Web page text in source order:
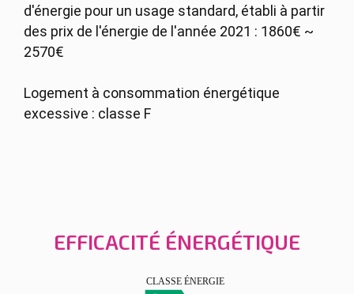
d'énergie pour un usage standard, établi à partir
des prix de l'énergie de l'année 2021 : 1860€ ~
2570€
Logement à consommation énergétique
excessive : classe F
EFFICACITÉ ÉNERGÉTIQUE